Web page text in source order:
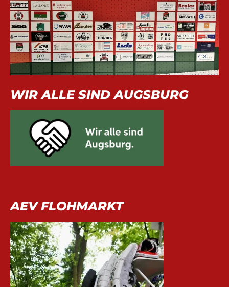
WIR ALLE SIND AUGSBURG
AEV FLOHMARKT